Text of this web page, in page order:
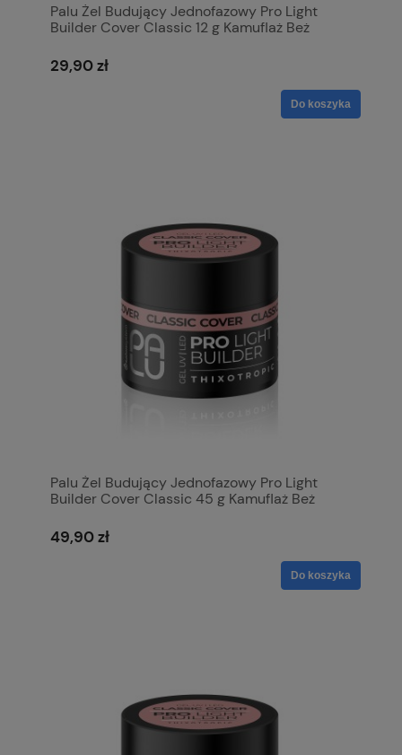
Palu Żel Budujący Jednofazowy Pro Light
Builder Cover Classic 12 g Kamuflaż Beż
29,90 zł
Do koszyka
Palu Żel Budujący Jednofazowy Pro Light
Builder Cover Classic 45 g Kamuflaż Beż
49,90 zł
Do koszyka